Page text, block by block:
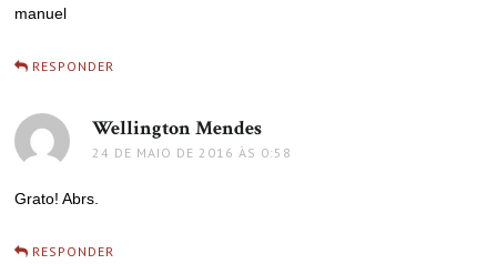
manuel
RESPONDER
Wellington Mendes
24 DE MAIO DE 2016 ÀS 0:58
Grato! Abrs.
RESPONDER